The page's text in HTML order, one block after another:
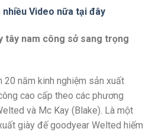
nhiều Video nữa tại đây
tây nam công sở sang trọng
20 năm kinh nghiệm sản xuất
cao cấp theo các phương
và Mc Kay (Blake). Là một
giày đế goodyear Welted hiếm